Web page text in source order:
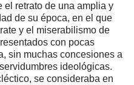
el retrato de una amplia y
de su época, en el que
y el miserabilismo de
con pocas
sin muchas concesiones a
ideológicas.
se consideraba en